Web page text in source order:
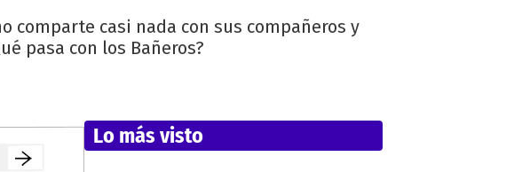
comparte casi nada con sus compañeros y
pasa con los Bañeros?
Lo más visto